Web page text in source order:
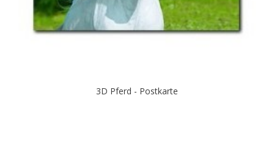
3D Pferd - Postkarte